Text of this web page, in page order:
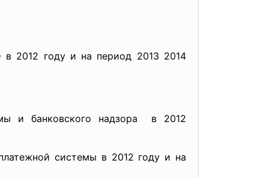
в 2012 году и на период 2013 2014
и банковского надзора в 2012
системы в 2012 году и на